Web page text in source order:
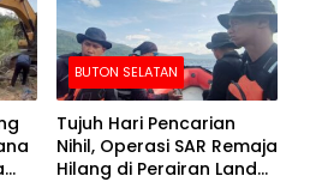
BUTON SELATAN
Tujuh Hari Pencarian
Nihil, Operasi SAR Remaja
Hilang di Perairan Lande